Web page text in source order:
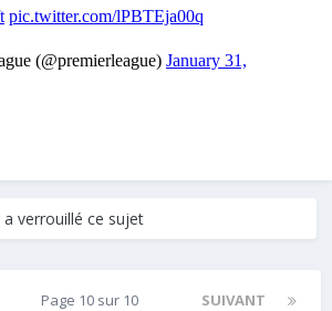
a verrouillé ce sujet
SUIVANT
Page 10 sur 10